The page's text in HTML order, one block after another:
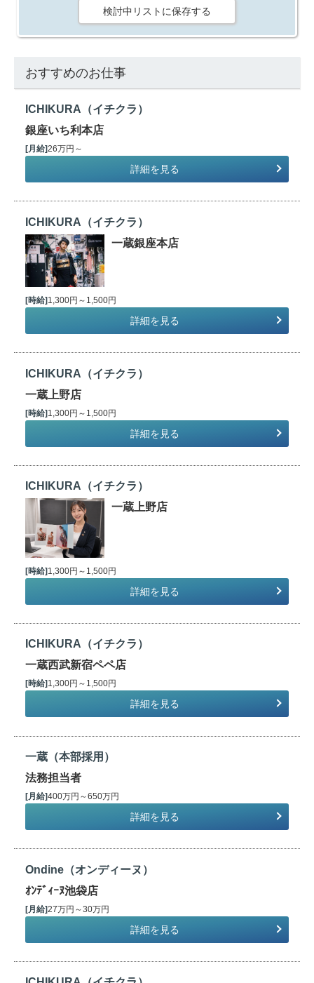
検討中リストに保存する
おすすめのお仕事
ICHIKURA（イチクラ）
銀座いち利本店
[月給]26万円～
詳細を見る
ICHIKURA（イチクラ）
一蔵銀座本店
[時給]1,300円～1,500円
詳細を見る
ICHIKURA（イチクラ）
一蔵上野店
[時給]1,300円～1,500円
詳細を見る
ICHIKURA（イチクラ）
一蔵上野店
[時給]1,300円～1,500円
詳細を見る
ICHIKURA（イチクラ）
一蔵西武新宿ペペ店
[時給] 1,300円～1,500円
詳細を見る
一蔵（本部採用）
法務担当者
[月給]400万円～650万円
詳細を見る
Ondine（オンディーヌ）
ｵﾝﾃﾞｨｰﾇ池袋店
[月給]27万円～30万円
詳細を見る